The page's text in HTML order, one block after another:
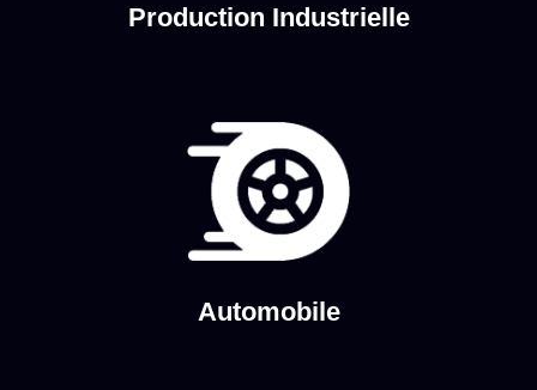
Production Industrielle
Automobile